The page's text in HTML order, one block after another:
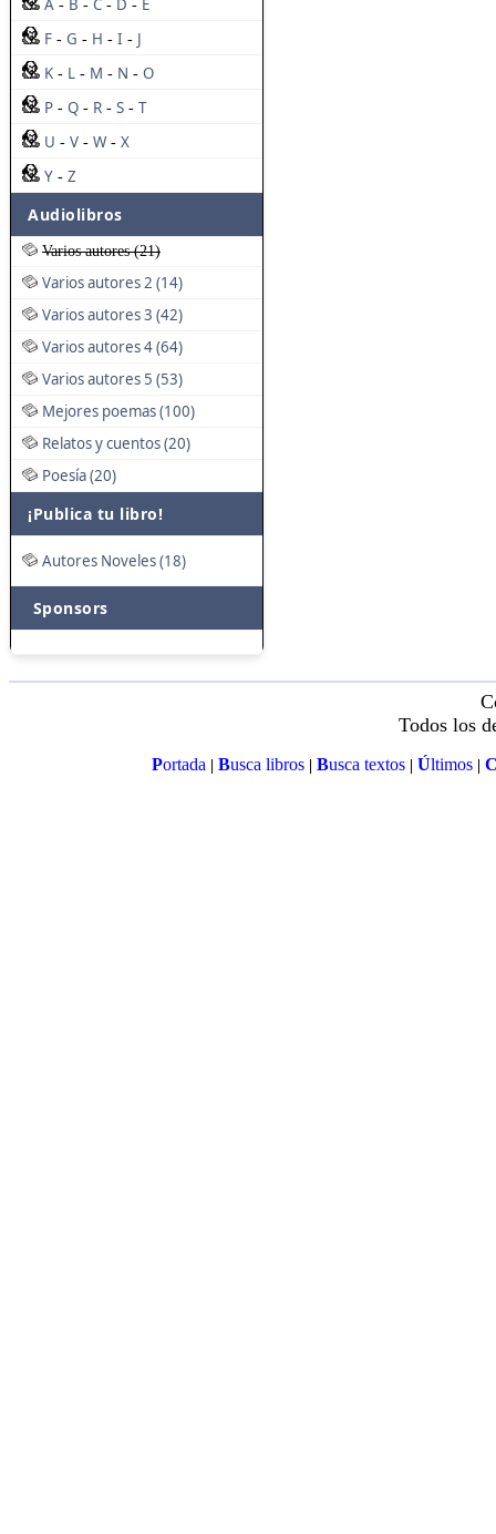
A - B - C - D - E
F - G - H - I - J
K - L - M - N - O
P - Q - R - S - T
U - V - W - X
Y - Z
Audiolibros
Varios autores (21)
Varios autores 2 (14)
Varios autores 3 (42)
Varios autores 4 (64)
Varios autores 5 (53)
Mejores poemas (100)
Relatos y cuentos (20)
Poesía (20)
¡Publica tu libro!
Autores Noveles (18)
Sponsors
Todos los
Portada| Busca libros| Busca textos| Últimos|